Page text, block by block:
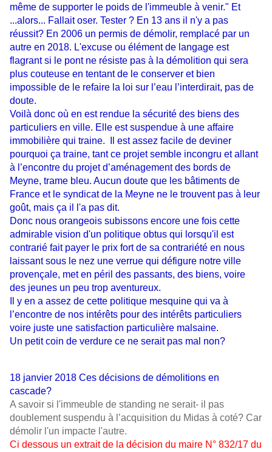
même de supporter le poids de l'immeuble à venir." Et
...alors... Fallait oser. Tester ? En 13 ans il n'y a pas
réussit? En 2006 un permis de démolir, remplacé par un
autre en 2018. L'excuse ou élément de langage est
flagrant si le pont ne résiste pas à la démolition qui sera
plus couteuse en tentant de le conserver et bien
impossible de le refaire la loi sur l’eau l’interdirait, pas de
doute.
Voilà donc où en est rendue la sécurité des biens des
particuliers en ville. Elle est suspendue à une affaire
immobilière qui traine. Il est assez facile de deviner
pourquoi ça traine, tant ce projet semble incongru et allant
à l’encontre du projet d’aménagement des bords de
Meyne, trame bleu. Aucun doute que les bâtiments de
France et le syndicat de la Meyne ne le trouvent pas à leur
goût, mais ça il l'a pas dit.
Donc nous orangeois subissons encore une fois cette
admirable vision d'un politique obtus qui lorsqu'il est
contrarié fait payer le prix fort de sa contrariété en nous
laissant sous le nez une verrue qui défigure notre ville
provençale, met en péril des passants, des biens, voire
des jeunes un peu trop aventureux.
Il y en a assez de cette politique mesquine qui va à
l’encontre de nos intérêts pour des intérêts particuliers
voire juste une satisfaction particulière malsaine.
Un petit coin de verdure ce ne serait pas mal non?
18 janvier 2018 Ces décisions de démolitions en
cascade?
A savoir si l'immeuble de standing ne serait- il pas
doublement suspendu à l’acquisition du Midas à coté? Car
démolir l'un impacte l'autre.
Ci dessous un extrait de la décision du maire N° 832/17 du